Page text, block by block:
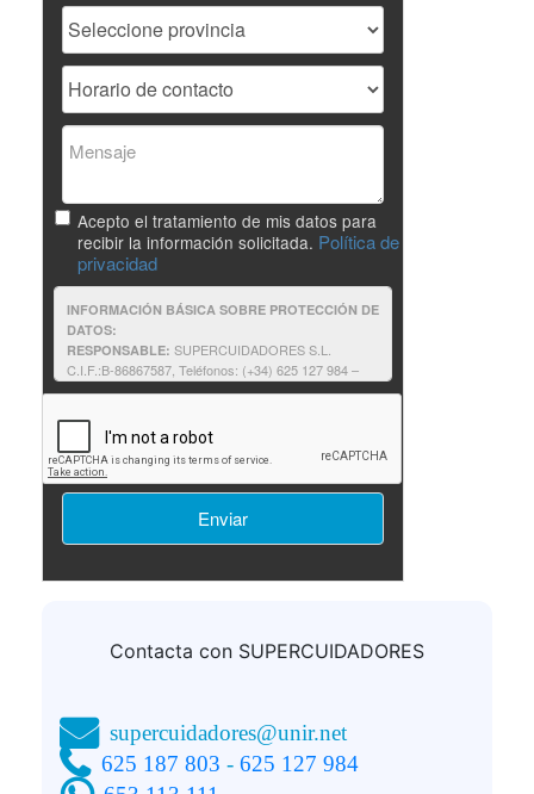
Acepto el tratamiento de mis datos para
recibir la información solicitada. Política de
privacidad
INFORMACIÓN BÁSICA SOBRE PROTECCIÓN DE
DATOS:
RESPONSABLE: SUPERCUIDADORES S.L.
C.I.F.:B-86867587, Teléfonos: (+34) 625 127 984 –
su solicitud de información, así como proporcionarle
cualquier otra relacionada que pudiera resultar de su
interés relativa a formación impartida por
SUPERCUIDADORES.
No comunicamos sus datos fuera
de nuestra organización o empresas afines.
información adicional.
privacidadContacta con SUPERCUIDADORES
supercuidadores@unir.net
625 187 803 - 625 127 984